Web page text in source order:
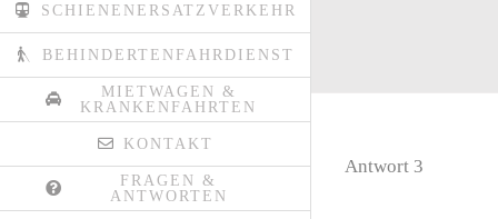
SCHIENENERSATZVERKEHR
BEHINDERTENFAHRDIENST
MIETWAGEN &
KRANKENFAHRTEN
KONTAKT
FRAGEN &
ANTWORTEN
Antwort 3